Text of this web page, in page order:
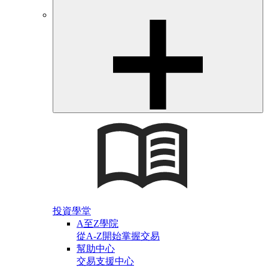
投資學堂
A至Z學院
從A-Z開始掌握交易
幫助中心
交易支援中心